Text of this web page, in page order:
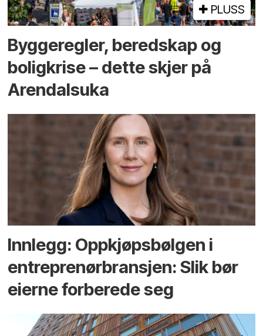
PLUSS
Bygge­regler, beredskap og
bolig­krise – dette skjer på
Arendals­uka
Innlegg: Oppkjøps­bølgen i
entreprenør­bransjen: Slik bør
eierne forberede seg